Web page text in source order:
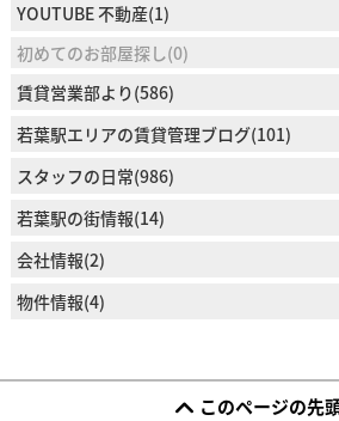
YOUTUBE 不動産(1)
初めてのお部屋探し(0)
賃貸営業部より(586)
若葉駅エリアの賃貸管理ブログ(101)
スタッフの日常(986)
若葉駅の街情報(14)
会社情報(2)
物件情報(4)
このページの先